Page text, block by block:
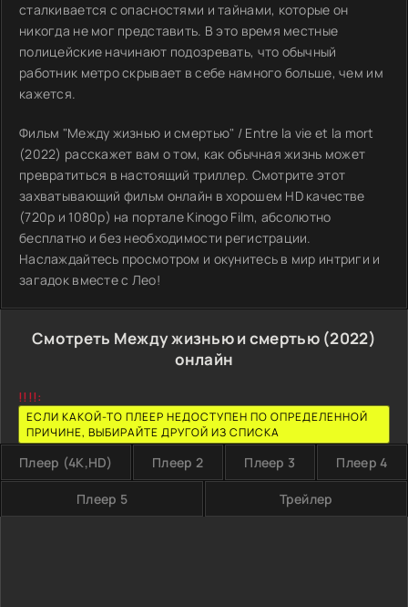
сталкивается с опасностями и тайнами, которые он
никогда не мог представить. В это время местные
полицейские начинают подозревать, что обычный
работник метро скрывает в себе намного больше, чем им
кажется.
Фильм "Между жизнью и смертью" / Entre la vie et la mort
(2022) расскажет вам о том, как обычная жизнь может
превратиться в настоящий триллер. Смотрите этот
захватывающий фильм онлайн в хорошем HD качестве
(720p и 1080p) на портале Kinogo Film, абсолютно
бесплатно и без необходимости регистрации.
Наслаждайтесь просмотром и окунитесь в мир интриги и
загадок вместе с Лео!
Смотреть Между жизнью и смертью (2022)
онлайн
!!!!:
ЕСЛИ КАКОЙ-ТО ПЛЕЕР НЕДОСТУПЕН ПО ОПРЕДЕЛЕННОЙ
ПРИЧИНЕ, ВЫБИРАЙТЕ ДРУГОЙ ИЗ СПИСКА
Плеер (4K,HD) Плеер 2 Плеер 3 Плеер 4
Плеер 5 Трейлер